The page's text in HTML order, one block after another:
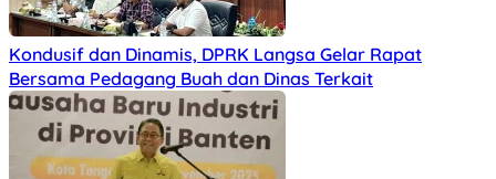
Kondusif dan Dinamis, DPRK Langsa Gelar Rapat
Bersama Pedagang Buah dan Dinas Terkait